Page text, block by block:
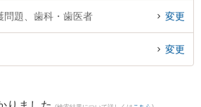
発生した歯科治療ミスのトラブルを今すぐに弁護
スのトラブル解決の実績豊富な近くの弁護士を
で歯科治療ミスを法律相談できる新潟県内の弁護
問題、歯科・歯医者 変更
変更